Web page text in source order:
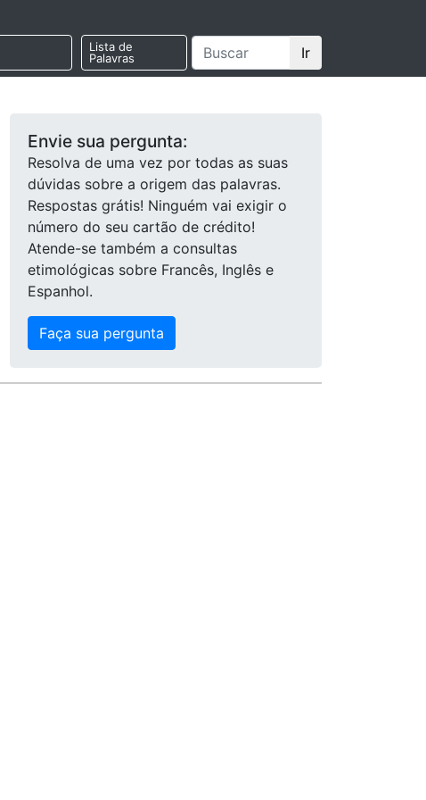
Lista de
Palavras
Ir
Envie sua pergunta:
Resolva de uma vez por todas as suas
dúvidas sobre a origem das palavras.
Respostas grátis! Ninguém vai exigir o
número do seu cartão de crédito!
Atende-se também a consultas
etimológicas sobre Francês, Inglês e
Espanhol.
Faça sua pergunta